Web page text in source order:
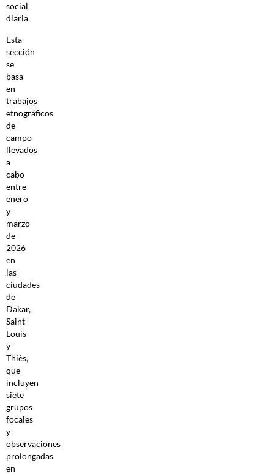
social
diaria.
Esta
sección
se
basa
en
trabajos
etnográficos
de
campo
llevados
a
cabo
entre
enero
y
marzo
de
2026
en
las
ciudades
de
Dakar,
Saint-
Louis
y
Thiès,
que
incluyen
siete
grupos
focales
y
observaciones
prolongadas
en